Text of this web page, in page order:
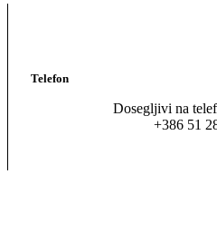
Telefon
Dosegljivi na
+386 51